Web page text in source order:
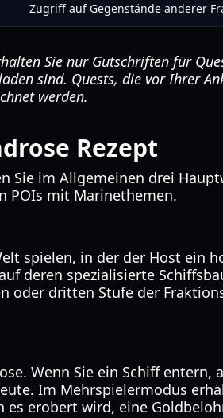
Zugriff auf Gegenstände anderer
Sie nur Gutschriften für
sind. Quests, die vor Ihrer
werden.
Rezept
Sie im Allgemeinen drei
POIs mit Marinethemen.
spielen, in der der Host ein
deren spezialisierte
oder dritten Stufe der
Wenn Sie ein Schiff entern,
Im Mehrspielermodus
es erobert wird, eine